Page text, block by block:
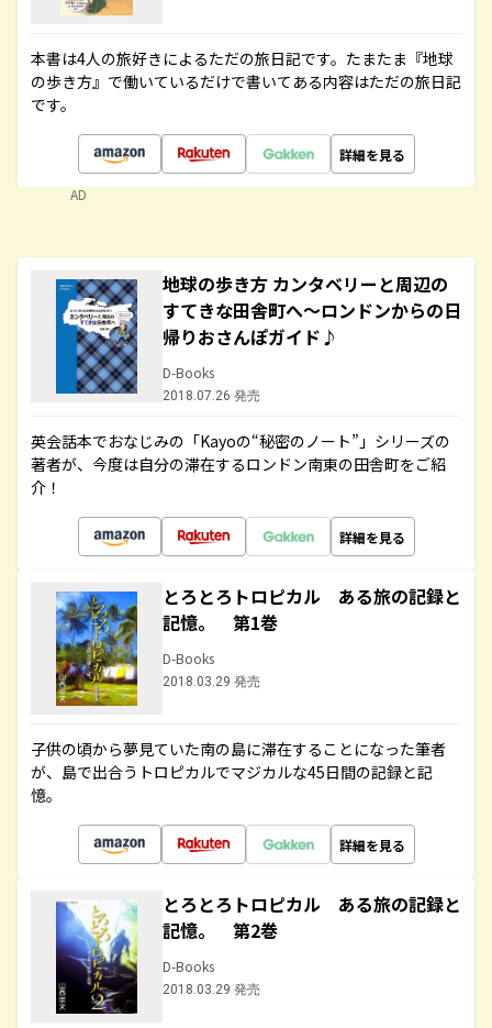
本書は4人の旅好きによるただの旅日記です。たまたま『地球
の歩き方』で働いているだけで書いてある内容はただの旅日記
です。
詳細を見る
AD
地球の歩き方 カンタベリーと周辺の
すてきな田舎町へ～ロンドンからの日
帰りおさんぽガイド♪
D-Books
2018.07.26 発売
英会話本でおなじみの「Kayoの“秘密のノート”」シリーズの
著者が、今度は自分の滞在するロンドン南東の田舎町をご紹
介！
詳細を見る
とろとろトロピカル ある旅の記録と
記憶。 第1巻
D-Books
2018.03.29 発売
子供の頃から夢見ていた南の島に滞在することになった筆者
が、島で出合うトロピカルでマジカルな45日間の記録と記
憶。
詳細を見る
とろとろトロピカル ある旅の記録と
記憶。 第2巻
D-Books
2018.03.29 発売